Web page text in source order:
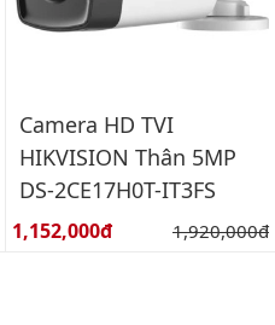
Camera HD TVI
HIKVISION Thân 5MP
DS-2CE17H0T-IT3FS
Giá bán:
1,152,000đ Giá gốc:
1,920,000đ